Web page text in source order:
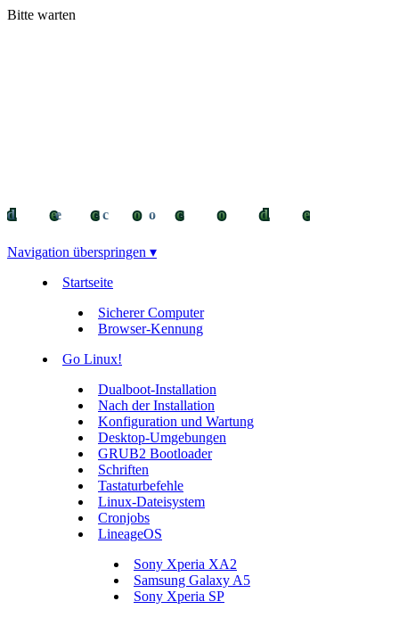
Bitte warten
decocode
decocode
deco
Navigation überspringen ▾
Startseite
Sicherer Computer
Browser-Kennung
Go Linux!
Dualboot-Installation
Nach der Installation
Konfiguration und Wartung
Desktop-Umgebungen
GRUB2 Bootloader
Schriften
Tastaturbefehle
Linux-Dateisystem
Cronjobs
LineageOS
Sony Xperia XA2
Samsung Galaxy A5
Sony Xperia SP